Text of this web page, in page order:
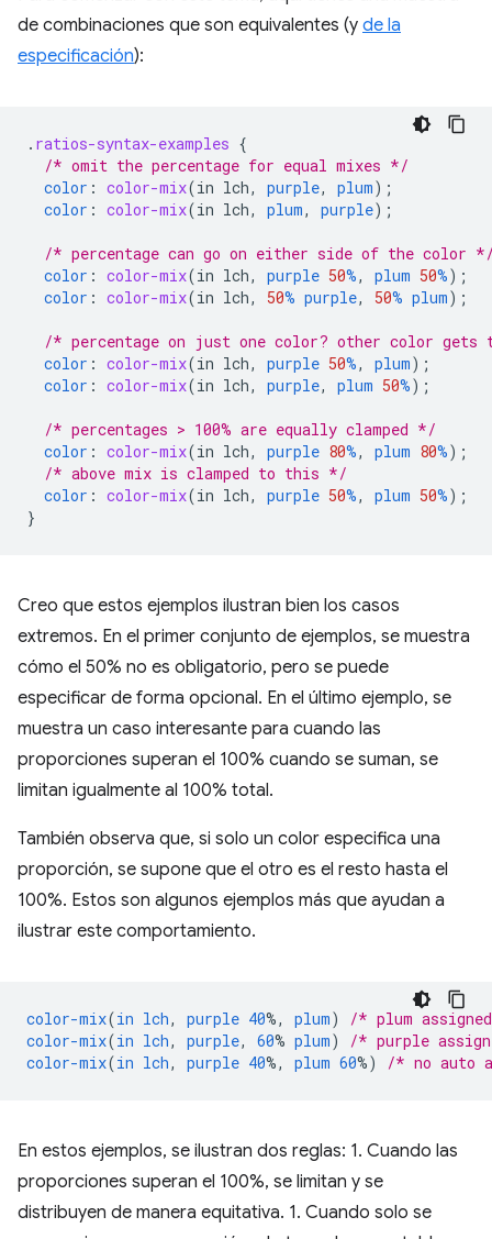
de combinaciones que son equivalentes (y de la
especificación):
. ratios-syntax-examples {
/* omit the percentage for equal mixes */
color : color-mix(in lch, purple, plum);
color : color-mix(in lch, plum, purple);
/* percentage can go on either side of the color
color : color-mix(in lch, purple 50%, plum 50%);
color : color-mix(in lch, 50% purple, 50% plum);
/* percentage on just one color? other color gets
color : color-mix(in lch, purple 50%, plum);
color : color-mix(in lch, purple, plum 50%);
/* percentages > 100% are equally clamped */
color : color-mix(in lch, purple 80%, plum 80%);
/* above mix is clamped to this */
color : color-mix(in lch, purple 50%, plum 50%);
}
Creo que estos ejemplos ilustran bien los casos
extremos. En el primer conjunto de ejemplos, se muestra
cómo el 50% no es obligatorio, pero se puede
especificar de forma opcional. En el último ejemplo, se
muestra un caso interesante para cuando las
proporciones superan el 100% cuando se suman, se
limitan igualmente al 100% total.
También observa que, si solo un color especifica una
proporción, se supone que el otro es el resto hasta el
100%. Estos son algunos ejemplos más que ayudan a
ilustrar este comportamiento.
color-mix(in lch, purple 40%, plum)
/* plum
color-mix(in lch, purple, 60% plum)
/* purple
color-mix(in lch, purple 40%, plum 60%) /* no auto
En estos ejemplos, se ilustran dos reglas: 1. Cuando las
proporciones superan el 100%, se limitan y se
distribuyen de manera equitativa. 1. Cuando solo se